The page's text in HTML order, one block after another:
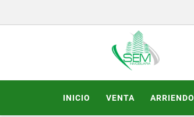
INICIO VENTA ARRIENDO